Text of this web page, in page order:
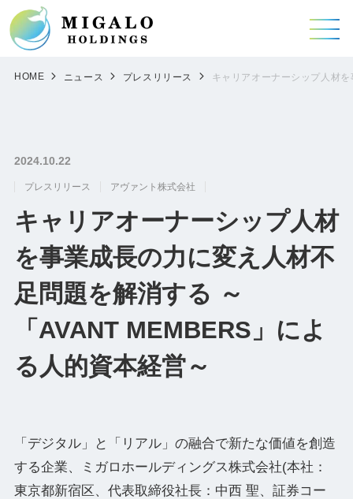
HOME ニュース プレスリリース キャリアオーナーシップ人材
2024.10.22
プレスリリース アヴァント株式会社
キャリアオーナーシップ人材
を事業成長の力に変え人材不
足問題を解消する ～
「AVANT MEMBERS」によ
る人的資本経営～
「デジタル」と「リアル」の融合で新たな価値を創造
する企業、ミガロホールディングス株式会社(本社：
東京都新宿区、代表取締役社⻑：中⻄ 聖、証券コー